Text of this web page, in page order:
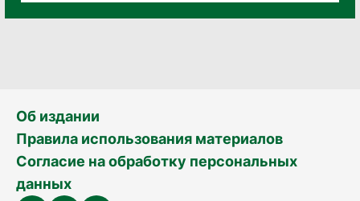
Об издании
Правила использования материалов
Согласие на обработку персональных
данных